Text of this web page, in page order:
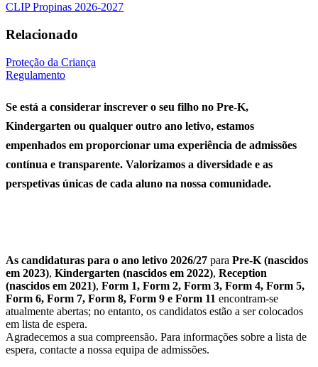
CLIP Propinas 2026-2027
Relacionado
Proteção da Criança
Regulamento
Se está a considerar inscrever o seu filho no Pre-K,
Kindergarten ou qualquer outro ano letivo, estamos
empenhados em proporcionar uma experiência de admissões
contínua e transparente. Valorizamos a diversidade e as
perspetivas únicas de cada aluno na nossa comunidade.
As candidaturas para o ano letivo 2026/27 para Pre-K (nascidos
em 2023), Kindergarten (nascidos em 2022), Reception
(nascidos em 2021), Form 1, Form 2, Form 3, Form 4, Form 5,
Form 6, Form 7, Form 8, Form 9 e Form 11 encontram-se
atualmente abertas; no entanto, os candidatos estão a ser colocados
em lista de espera.
Agradecemos a sua compreensão. Para informações sobre a lista de
espera, contacte a nossa equipa de admissões.